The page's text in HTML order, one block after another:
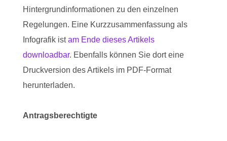
Hintergrundinformationen zu den einzelnen
Regelungen. Eine Kurzzusammenfassung als
Infografik istam Ende dieses Artikels
downloadbar. Ebenfalls können Sie dort eine
Druckversion des Artikels im PDF-Format
herunterladen.
Antragsberechtigte